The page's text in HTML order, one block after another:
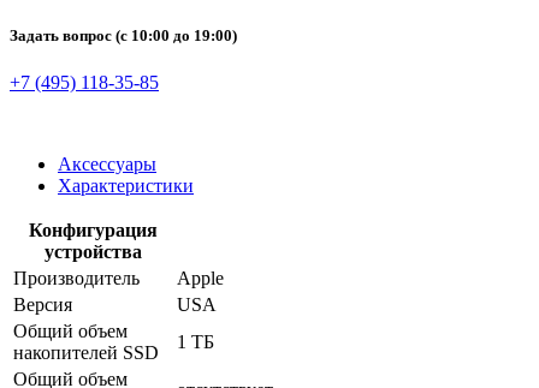
Задать вопрос (с 10:00 до 19:00)
+7 (495) 118-35-85
Аксессуары
Характеристики
Конфигурация
устройства
Производитель
Apple
Версия
USA
Общий объем
накопителей SSD
1 ТБ
Общий объем